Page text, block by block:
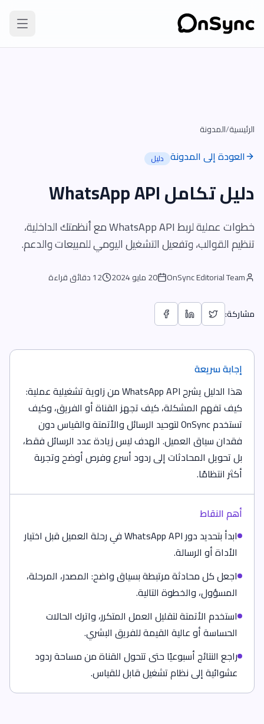
الرئيسية/المدونة
العودة إلى المدونة دليل
دليل تكامل WhatsApp API
خطوات عملية لربط WhatsApp API مع أنظمتك الداخلية،
تنظيم القوالب، وتفعيل التشغيل اليومي للمبيعات والدعم.
OnSync Editorial Team 20 مايو 2024 12 دقائق قراءة
مشاركة:
إجابة سريعة
هذا الدليل يشرح WhatsApp API من زاوية تشغيلية عملية:
كيف تفهم المشكلة، كيف تجهز القناة أو الفريق، وكيف
تستخدم OnSync لتوحيد الرسائل والأتمتة والقياس دون
فقدان سياق العميل. الهدف ليس زيادة عدد الرسائل فقط،
بل تحويل المحادثات إلى ردود أسرع وفرص أوضح وتجربة
أكثر انتظامًا.
أهم النقاط
ابدأ بتحديد دور WhatsApp API في رحلة العميل قبل اختيار
الأداة أو الرسالة.
اجعل كل محادثة مرتبطة بسياق واضح: المصدر، المرحلة،
المسؤول، والخطوة التالية.
استخدم الأتمتة لتقليل العمل المتكرر، واترك الحالات
الحساسة أو عالية القيمة للفريق البشري.
راجع النتائج أسبوعيًا حتى تتحول القناة من مساحة ردود
عشوائية إلى نظام تشغيل قابل للقياس.